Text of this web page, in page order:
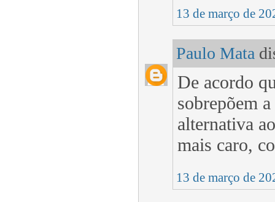
13 de março de
Paulo Mata
De acordo
sobrepõem
alternativa
mais caro,
13 de março de